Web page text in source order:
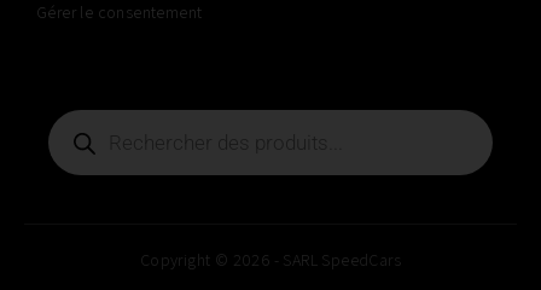
Gérer le consentement
Copyright © 2026 - SARL SpeedCars